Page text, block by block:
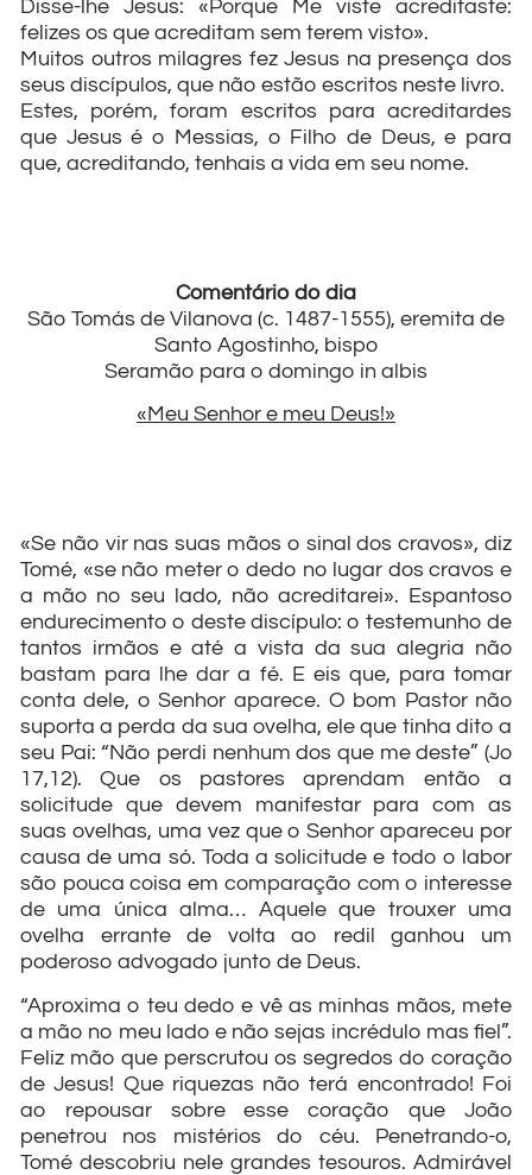
Disse-lhe Jesus: «Porque Me viste acreditaste:
felizes os que acreditam sem terem visto».
Muitos outros milagres fez Jesus na presença dos
seus discípulos, que não estão escritos neste livro.
Estes, porém, foram escritos para acreditardes
que Jesus é o Messias, o Filho de Deus, e para
que, acreditando, tenhais a vida em seu nome.
Comentário do dia
São Tomás de Vilanova (c. 1487-1555), eremita de
Santo Agostinho, bispo
Seramão para o domingo in albis
«Meu Senhor e meu Deus!»
«Se não vir nas suas mãos o sinal dos cravos», diz
Tomé, «se não meter o dedo no lugar dos cravos e
a mão no seu lado, não acreditarei». Espantoso
endurecimento o deste discípulo: o testemunho de
tantos irmãos e até a vista da sua alegria não
bastam para lhe dar a fé. E eis que, para tomar
conta dele, o Senhor aparece. O bom Pastor não
suporta a perda da sua ovelha, ele que tinha dito a
seu Pai: “Não perdi nenhum dos que me deste” (Jo
17,12). Que os pastores aprendam então a
solicitude que devem manifestar para com as
suas ovelhas, uma vez que o Senhor apareceu por
causa de uma só. Toda a solicitude e todo o labor
são pouca coisa em comparação com o interesse
de uma única alma… Aquele que trouxer uma
ovelha errante de volta ao redil ganhou um
poderoso advogado junto de Deus.
“Aproxima o teu dedo e vê as minhas mãos, mete
a mão no meu lado e não sejas incrédulo mas fiel”.
Feliz mão que perscrutou os segredos do coração
de Jesus! Que riquezas não terá encontrado! Foi
ao repousar sobre esse coração que João
penetrou nos mistérios do céu. Penetrando-o,
Tomé descobriu nele grandes tesouros. Admirável